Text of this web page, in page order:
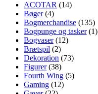
ACOTAR (14)
Bøger(4)
Bogmerchandise (135)
Bogpunge og tasker(1)
Bogvaser(12)
Brætspil (2)
Dekoration (73)
Figurer(38)
Fourth Wing (5)
Gaming (12)